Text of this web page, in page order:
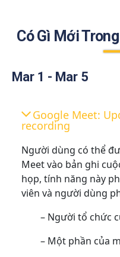
Có Gì Mới
Mar 1 - Mar 5
Google Meet:
recording
Người dùng có thể
Meet vào bản ghi
họp, tính năng này
viên và người dùng
– Người tổ chức
– Một phần của